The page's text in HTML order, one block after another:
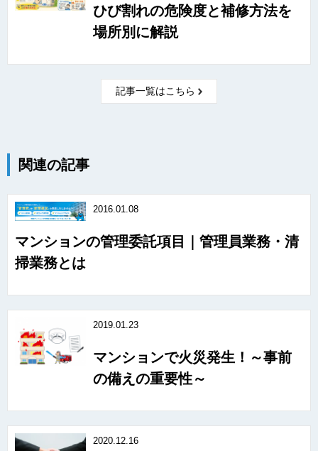
ひび割れの危険度と補修方法を
場所別に解説
記事一覧はこちら
関連の記事
2016.01.08
マンションの管理委託項目｜管理員業務・清
掃業務とは
2019.01.23
マンションで火災発生！～事前
の備えの重要性～
2020.12.16